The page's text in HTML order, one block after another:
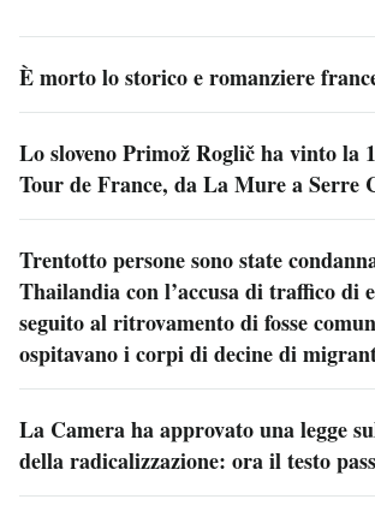
È morto lo storico e romanziere
Lo sloveno Primož Roglič ha vinto la
Tour de France, da La Mure a Serre
Trentotto persone sono state
Thailandia con l’accusa di traffico di
seguito al ritrovamento di fosse
ospitavano i corpi di decine di
La Camera ha approvato una legge
della radicalizzazione: ora il testo